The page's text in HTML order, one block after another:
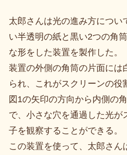
太郎さんは光の進み方につい
い半透明の紙と黒い2つの角
な形をした装置を製作した。
装置の外側の角筒の片面には
られ、これがスクリーンの役
図1の矢印の方向から内側の
で、小さな穴を通過した光が
子を観察することができる。
この装置を使って、太郎さん